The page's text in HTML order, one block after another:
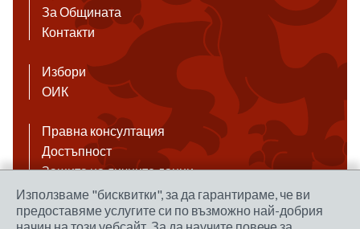
За Общината
Контакти
Избори
ОИК
Правна консултация
Достъпност
Защита на личните данни
Антикорупция
Връзки
Използваме "бисквитки", за да гарантираме, че ви
предоставяме услугите си по възможно най-добрия